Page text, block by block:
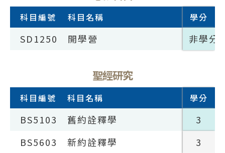
科目編號 科目名稱 學分
SD1250 開學營 非學分
聖經研究
科目編號 科目名稱 學分
BS5103 舊約詮釋學
3
BS5603
新約詮釋學 3